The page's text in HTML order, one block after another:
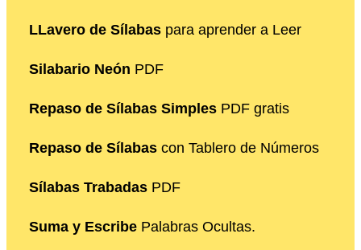
LLavero de Sílabas para aprender a Leer
Silabario Neón PDF
Repaso de Sílabas Simples PDF gratis
Repaso de Sílabas con Tablero de Números
Sílabas Trabadas PDF
Suma y Escribe Palabras Ocultas.